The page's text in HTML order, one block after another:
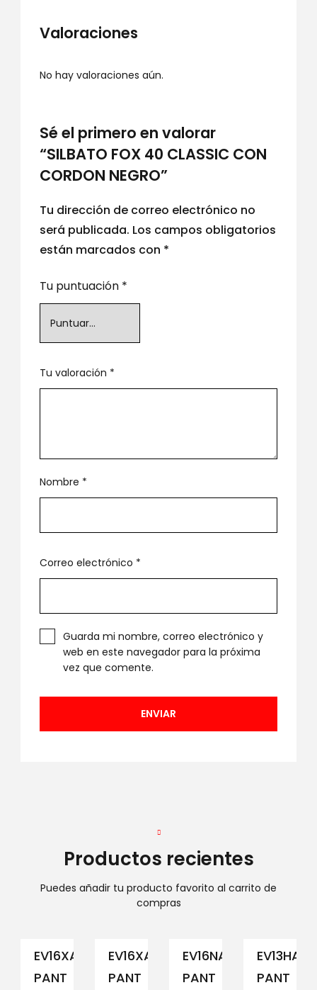
Valoraciones
No hay valoraciones aún.
Sé el primero en valorar
“SILBATO FOX 40 CLASSIC CON
CORDON NEGRO”
Tu dirección de correo electrónico no
será publicada. Los campos obligatorios
están marcados con *
Tu puntuación *
Tu valoración *
Nombre *
Correo electrónico *
Guarda mi nombre, correo electrónico y
web en este navegador para la próxima
vez que comente.
Productos recientes
Puedes añadir tu producto favorito al carrito de
compras
EV16XAM194
PANT
EV16XAM191
PANT
EV16NAM152
PANT
PANT